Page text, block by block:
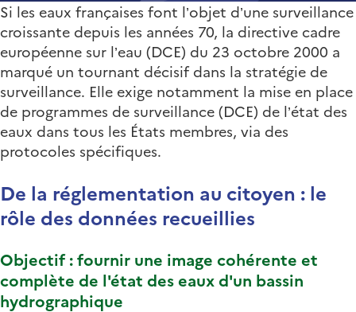
Si les eaux françaises font l’objet d’une surveillance
croissante depuis les années 70, la directive cadre
européenne sur l’eau (DCE) du 23 octobre 2000 a
marqué un tournant décisif dans la stratégie de
surveillance. Elle exige notamment la mise en place
de programmes de surveillance (DCE) de l’état des
eaux dans tous les États membres, via des
protocoles spécifiques.
De la réglementation au citoyen : le
rôle des données recueillies
Objectif : fournir une image cohérente et
complète de l'état des eaux d'un bassin
hydrographique